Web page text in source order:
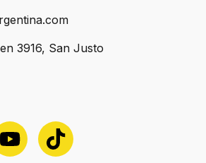
3916, San Justo